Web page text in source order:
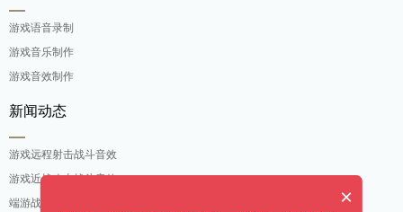
游戏语音录制
游戏音乐制作
游戏音效制作
新闻动态
游戏远程射击战斗音效
游戏近战攻击战斗音效
端游战斗打击音效定制
×